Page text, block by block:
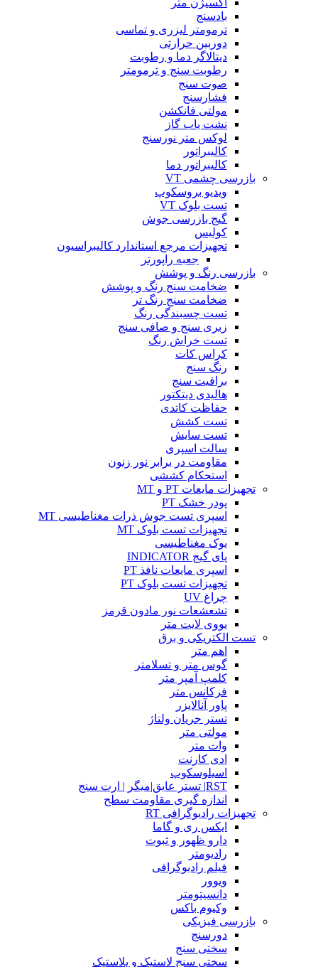
بادسنج
ترمومتر لیزری و تماسی
دوربین حرارتی
دیتالاگر دما و رطوبت
رطوبت سنج و ترمومتر
صوت سنج
فشارسنج
مولتی فانکشن
نشت یاب گاز
لوکس متر نورسنج
کالیبراتور
کالیبراتور دما
بازرسی چشمی VT
ویدیو بروسکوپ
تست بلوک VT
گیج بازرسی جوش
کولیس
تجهیزات مرجع استاندارد کالیبراسیون
جعبه راپورتر
بازرسی رنگ و پوشش
ضخامت سنج رنگ و پوشش
ضخامت سنج رنگ تر
تست چسبندگی رنگ
زبری سنج و صافی سنج
تست خراش رنگ
کراس کات
رنگ سنج
براقیت سنج
هالیدی دیتکتور
حفاظت کاتدی
تست کشش
تست سایش
سالت اسپری
مقاومت در برابر نور زنون
استحکام کششی
تجهیزات مایعات PT و MT
پودر خشک PT
اسپری تست جوش ذرات مغناطیسی MT
تجهیزات تست بلوک MT
یوک مغناطیسی
پای گیج INDICATOR
اسپری مایعات نافذ PT
تجهیزات تست بلوک PT
چراغ UV
تشعشعات نور مادون قرمز
یووی لایت متر
تست الکتریکی و برق
اهم متر
گوس متر و تسلامتر
کلمپ آمپر متر
فرکانس متر
پاور آنالایزر
تستر جریان ولتاژ
مولتی متر
وات متر
ادی کارنت
اسیلوسکوپ
RST| تستر عایق|میگر | ارت سنج
اندازه گیری مقاومت سطح
تجهیزات رادیوگرافی RT
ایکس ری و گاما
دارو ظهور و ثبوت
رادیومتر
فیلم رادیوگرافی
ویوور
دانسیتومتر
وکیوم باکس
بازرسی فیزیکی
دورسنج
سختی سنج
سختی سنج لاستیک و پلاستیک